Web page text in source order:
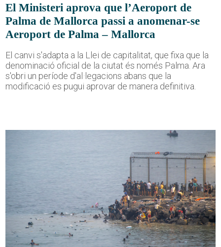
El Ministeri aprova que l’Aeroport de
Palma de Mallorca passi a anomenar-se
Aeroport de Palma – Mallorca
El canvi s'adapta a la Llei de capitalitat, que fixa que la
denominació oficial de la ciutat és només Palma. Ara
s'obri un període d'al·legacions abans que la
modificació es pugui aprovar de manera definitiva.